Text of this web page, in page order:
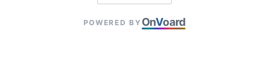
POWERED BY OnVoard